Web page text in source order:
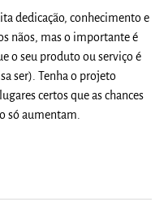
dedicação, conhecimento e
nãos, mas o importante é
o seu produto ou serviço é
ser). Tenha o projeto
certos que as chances
só aumentam.